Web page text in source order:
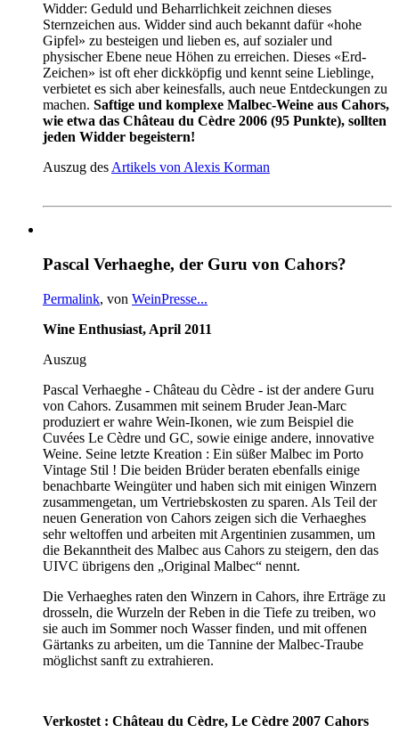
Widder: Geduld und Beharrlichkeit zeichnen dieses
Sternzeichen aus. Widder sind auch bekannt dafür «hohe
Gipfel» zu besteigen und lieben es, auf sozialer und
physischer Ebene neue Höhen zu erreichen. Dieses «Erd-
Zeichen» ist oft eher dickköpfig und kennt seine Lieblinge,
verbietet es sich aber keinesfalls, auch neue Entdeckungen zu
machen. Saftige und komplexe Malbec-Weine aus Cahors,
wie etwa das Château du Cèdre 2006 (95 Punkte), sollten
jeden Widder begeistern!
Auszug des Artikels von Alexis Korman
Pascal Verhaeghe, der Guru von Cahors?
Permalink, von WeinPresse...
Wine Enthusiast, April 2011
Auszug
Pascal Verhaeghe - Château du Cèdre - ist derandere Guru
von Cahors. Zusammen mit seinem BruderJean-Marc
produziert er wahre Wein-Ikonen, wie zum Beispiel die
Cuvées Le Cèdre und GC, sowie einige andere, innovative
Weine. Seine letzte Kreation : Ein süßer Malbec im Porto
Vintage Stil ! Die beiden Brüder beraten ebenfalls einige
benachbarte Weingüter und haben sich mit einigen Winzern
zusammengetan, um Vertriebskosten zu sparen. Als Teil der
neuen Generation von Cahors zeigen sich die Verhaeghes
sehr weltoffen und arbeiten mit Argentinien zusammen, um
die Bekanntheit des Malbec aus Cahors zu steigern, den das
UIVC übrigens den „Original Malbec“ nennt.
Die Verhaeghes raten den Winzern in Cahors, ihre Erträge zu
drosseln, die Wurzeln derReben in die Tiefe zu treiben, wo
sie auch im Sommernoch Wasser finden, und mit offenen
Gärtanks zu arbeiten, um die Tannine derMalbec-Traube
möglichst sanft zu extrahieren.
Verkostet : Château du Cèdre, Le Cèdre 2007 Cahors